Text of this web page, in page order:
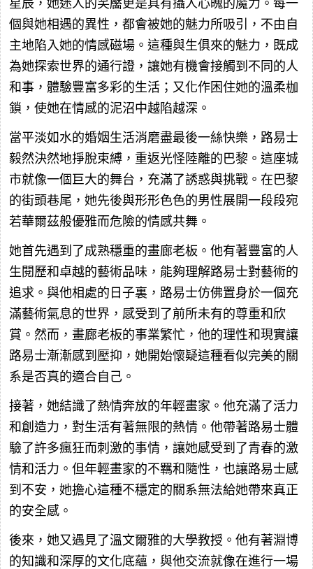
星辰，她迷人的笑靨更是具有攝人心魄的魔力。每一
個與她相遇的異性，都會被她的魅力所吸引，不由自
主地陷入她的情感磁場。這種與生俱來的魅力，既成
為她探索世界的通行證，讓她有機會接觸到不同的人
和事，體驗豐富多彩的生活；又化作困住她的溫柔枷
鎖，使她在情感的泥沼中越陷越深。
當平淡如水的婚姻生活消磨盡最後一絲快樂，路易士
毅然決然地掙脫束縛，重返光怪陸離的巴黎。這座城
市就像一個巨大的舞台，充滿了誘惑與挑戰。在巴黎
的街頭巷尾，她先後與形形色色的男性展開一段段宛
若華爾茲般優雅而危險的情感共舞。
她首先遇到了成熟穩重的畫廊老板。他有著豐富的人
生閱歷和卓越的藝術品味，能夠理解路易士對藝術的
追求。與他相處的日子裏，路易士仿佛置身於一個充
滿藝術氣息的世界，感受到了前所未有的尊重和欣
賞。然而，畫廊老板的事業繁忙，他的理性和現實讓
路易士漸漸感到壓抑，她開始懷疑這種看似完美的關
系是否真的適合自己。
接著，她結識了熱情奔放的年輕畫家。他充滿了活力
和創造力，對生活有著無限的熱情。他帶著路易士體
驗了許多瘋狂而刺激的事情，讓她感受到了青春的激
情和活力。但年輕畫家的不羈和隨性，也讓路易士感
到不安，她擔心這種不穩定的關系無法給她帶來真正
的安全感。
後來，她又遇見了溫文爾雅的大學教授。他有著淵博
的知識和深厚的文化底蘊，與他交流就像在進行一場